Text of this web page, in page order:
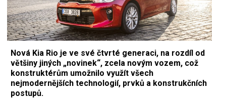
Nová Kia Rio je ve své čtvrté generaci, na rozdíl od
většiny jiných „novinek“, zcela novým vozem, což
konstruktérům umožnilo využít všech
nejmodernějších technologií, prvků a konstrukčních
postupů.